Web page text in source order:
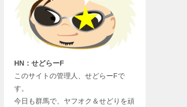
HN：せどらーF
このサイトの管理人、せどらーFで
す。
今日も群馬で、ヤフオク＆せどりを頑